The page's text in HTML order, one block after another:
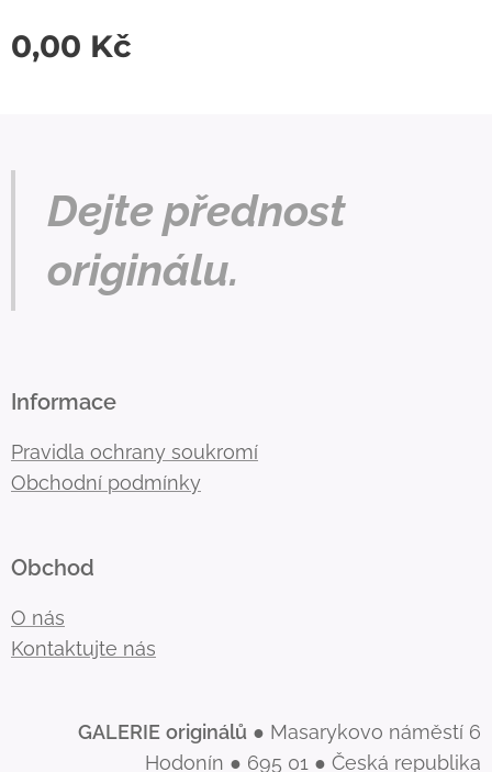
0,00 Kč
Dejte přednost
originálu.
Informace
Pravidla ochrany soukromí
Obchodní podmínky
Obchod
O nás
Kontaktujte nás
GALERIE originálů ● Masarykovo náměstí 6
Hodonín ● 695 01 ● Česká republika